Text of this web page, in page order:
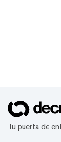
Tu puerta de